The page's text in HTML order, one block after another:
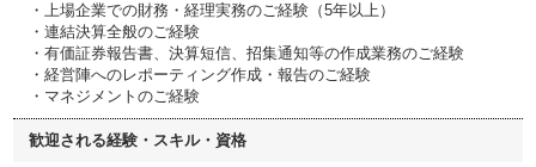
・上場企業での財務・経理実務のご経験（5年以上）
・連結決算全般のご経験
・有価証券報告書、決算短信、招集通知等の作成業務のご経験
・経営陣へのレポーティング作成・報告のご経験
・マネジメントのご経験
歓迎される経験・スキル・資格